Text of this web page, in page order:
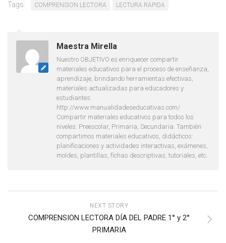
Tags: COMPRENSION LECTORA LECTURA RAPIDA
Maestra Mirella
Nuestro OBJETIVO es enriquecer compartir
materiales educativos para el proceso de enseñanza,
aprendizaje, brindando herramientas efectivas,
materiales actualizadas para educadores y
estudiantes.
http://www.manualidadeseducativas.com/
Compartir materiales educativos para todos los
niveles: Preescolar, Primaria, Secundaria. También
compartimos materiales educativos, didácticos:
planificaciones y actividades interactivas, exámenes,
moldes, plantillas, fichas descriptivas, tutoriales, etc.
NEXT STORY
COMPRENSION LECTORA DÍA DEL PADRE 1° y 2°
PRIMARIA